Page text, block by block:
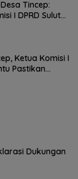
Tincep:
I DPRD Sulut
Ketua Komisi I
Pastikan
Dukungan